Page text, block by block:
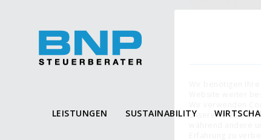
LEISTUNGEN SUSTAINABILITYunserer Website.